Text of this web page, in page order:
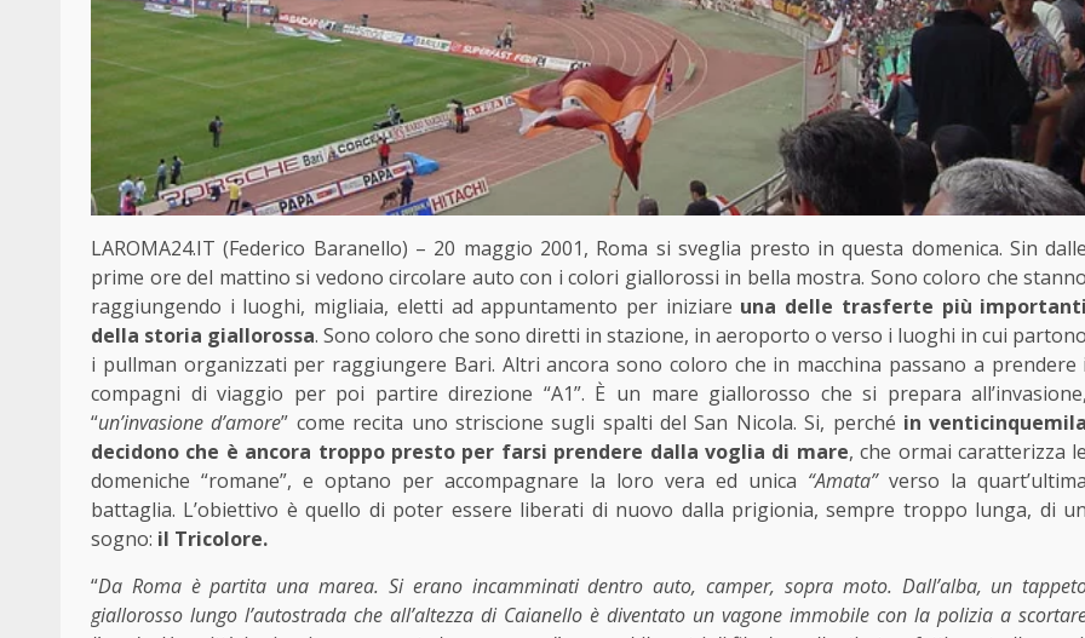
LAROMA24.IT (Federico Baranello) – 20 maggio 2001, Roma si sveglia presto in questa domenica. Sin dalle
prime ore del mattino si vedono circolare auto con i colori giallorossi in bella mostra. Sono coloro che stanno
raggiungendo i luoghi, migliaia, eletti ad appuntamento per iniziare una delle trasferte più importanti
della storia giallorossa. Sono coloro che sono diretti in stazione, in aeroporto o verso i luoghi in cui partono
i pullman organizzati per raggiungere Bari. Altri ancora sono coloro che in macchina passano a prendere i
compagni di viaggio per poi partire direzione “A1”. È un mare giallorosso che si prepara all’invasione,
“un’invasione d’amore” come recita uno striscione sugli spalti del San Nicola. Si, perché in venticinquemila
decidono che è ancora troppo presto per farsi prendere dalla voglia di mare, che ormai caratterizza le
domeniche “romane”, e optano per accompagnare la loro vera ed unica “Amata”verso la quart’ultima
battaglia. L’obiettivo è quello di poter essere liberati di nuovo dalla prigionia, sempre troppo lunga, di un
sogno: il Tricolore.
“Da Roma è partita una marea. Si erano incamminati dentro auto, camper, sopra moto. Dall’alba, un
giallorosso lungo l’autostrada che all’altezza di Caianello è diventato un vagone immobile con la polizia a